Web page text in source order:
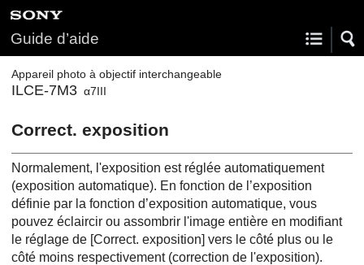
Guide d’aide
Appareil photo à objectif interchangeable
ILCE-7M3 α7III
Correct. exposition
Normalement, l'exposition est réglée automatiquement
(exposition automatique). En fonction de l’exposition
définie par la fonction d’exposition automatique, vous
pouvez éclaircir ou assombrir l'image entière en modifiant
le réglage de [Correct. exposition] vers le côté plus ou le
côté moins respectivement (correction de l'exposition).